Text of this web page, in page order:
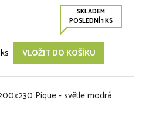
SKLADEM
POSLEDNÍ 1 KS
ks VLOŽIT DO KOŠÍKU